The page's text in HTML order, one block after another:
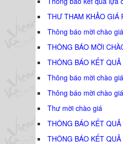
THƯ THAM KHẢO GIÁ
Thông báo mời chào giá
THÔNG BÁO MỜI
THÔNG BÁO KẾT
Thông báo mời chào giá
Thông báo mời chào giá
Thư mời chào giá
THÔNG BÁO KẾT
THÔNG BÁO KẾT